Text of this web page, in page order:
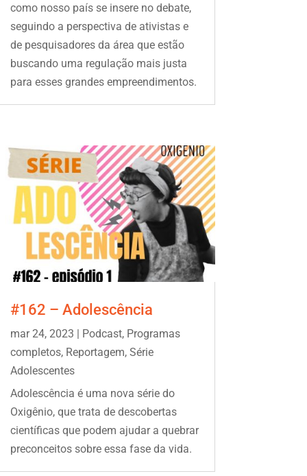
como nosso país se insere no debate,
seguindo a perspectiva de ativistas e
de pesquisadores da área que estão
buscando uma regulação mais justa
para esses grandes empreendimentos.
#162 – Adolescência
mar 24, 2023 | Podcast, Programas
completos, Reportagem, Série
Adolescentes
Adolescência é uma nova série do
Oxigênio, que trata de descobertas
científicas que podem ajudar a quebrar
preconceitos sobre essa fase da vida.